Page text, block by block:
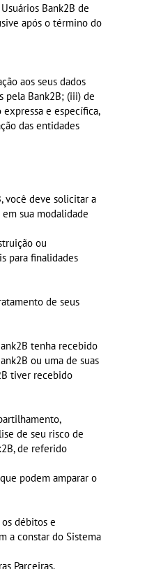
Bank2B de
após o término do
aos seus dados
pela Bank2B; (iii) de
e específica,
das entidades
você deve solicitar a
sua modalidade
ou
para finalidades
de seus
tenha recebido
ou uma de suas
tiver recebido
de seu risco de
de referido
podem amparar o
débitos e
a constar do Sistema
Parceiras.